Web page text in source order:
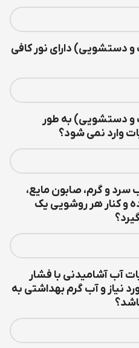
دستشويي) داراي نور کافي
و دستشويي) به طور
وارد نمی شود؟
و گرم، صابون مايع،
و کنار هر روشويي يک
آب آشامیدنی با فشار
نیاز و آب گرم بهداشتی به